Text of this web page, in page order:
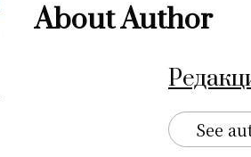
About Author
See